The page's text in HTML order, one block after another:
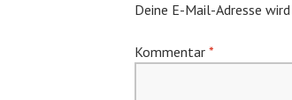
Deine E-Mail-Adresse
Kommentar *